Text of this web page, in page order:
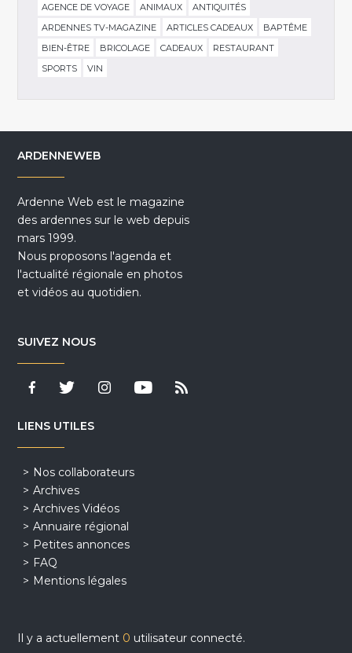
AGENCE DE VOYAGE ANIMAUX
ANTIQUITÉS
ARDENNES TV-MAGAZINE
ARTICLES CADEAUX
BAPTÊME
BIEN-ÊTRE
BRICOLAGE CADEAUX
RESTAURANT
SPORTS
VIN
ARDENNEWEB
Ardenne Web est le magazine
des ardennes sur le web depuis
mars 1999.
Nous proposons l'agenda et
l'actualité régionale en photos
et vidéos au quotidien.
SUIVEZ NOUS
LIENS UTILES
Nos collaborateurs
Archives
Archives Vidéos
Annuaire régional
Petites annonces
FAQ
Mentions légales
Il y a actuellement 0 utilisateur connecté.